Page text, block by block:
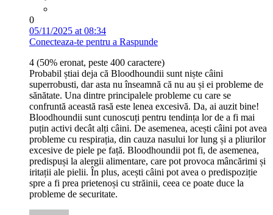
0
05/11/2025 at 08:34
Conecteaza-te pentru a Raspunde
4 (50% eronat, peste 400 caractere)
Probabil știai deja că Bloodhoundii sunt niște câini
superrobusti, dar asta nu înseamnă că nu au și ei probleme de
sănătate. Una dintre principalele probleme cu care se
confruntă această rasă este lenea excesivă. Da, ai auzit bine!
Bloodhoundii sunt cunoscuți pentru tendința lor de a fi mai
puțin activi decât alți câini. De asemenea, acești câini pot avea
probleme cu respirația, din cauza nasului lor lung și a pliurilor
excesive de piele pe față. Bloodhoundii pot fi, de asemenea,
predispuși la alergii alimentare, care pot provoca mâncărimi și
iritații ale pielii. În plus, acești câini pot avea o predispoziție
spre a fi prea prietenoși cu străinii, ceea ce poate duce la
probleme de securitate.